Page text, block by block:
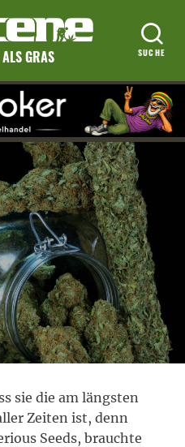
GRAS
sie die am längsten
Zeiten ist, denn
Seeds, brauchte